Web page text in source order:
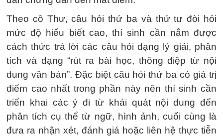
Theo cô Thư, câu hỏi thứ ba và thứ tư đòi hỏi
mức độ hiểu biết cao, thí sinh cần nắm được
cách thức trả lời các câu hỏi dạng lý giải, phân
tích và dạng “rút ra bài học, thông điệp từ nội
dung văn bản”. Đặc biệt câu hỏi thứ ba có giá trị
điểm cao nhất trong phần này nên thí sinh cần
triển khai các ý đi từ khái quát nội dung đến
phân tích cụ thể từ ngữ, hình ảnh, cuối cùng là
đưa ra nhận xét, đánh giá hoặc liên hệ thực tiễn